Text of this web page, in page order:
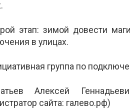
этап: зимой довести
в улицах.
группа по
Алексей
сайта: галево.рф)